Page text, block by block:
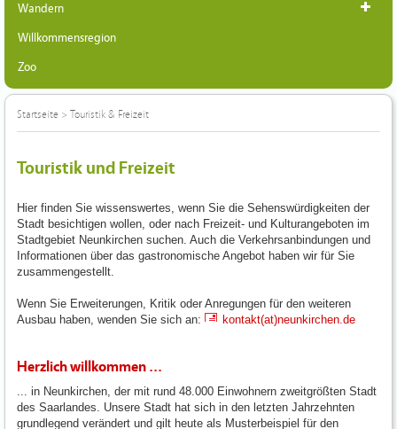
Wandern
Willkommensregion
Zoo
Startseite > Touristik & Freizeit
Touristik und Freizeit
Hier finden Sie wissenswertes, wenn Sie die Sehenswürdigkeiten der
Stadt besichtigen wollen, oder nach Freizeit- und Kulturangeboten im
Stadtgebiet Neunkirchen suchen. Auch die Verkehrsanbindungen und
Informationen über das gastronomische Angebot haben wir für Sie
zusammengestellt.
Wenn Sie Erweiterungen, Kritik oder Anregungen für den weiteren
Ausbau haben, wenden Sie sich an:
kontakt(at)neunkirchen.de
Herzlich willkommen ...
... in Neunkirchen, der mit rund 48.000 Einwohnern zweitgrößten Stadt
des Saarlandes. Unsere Stadt hat sich in den letzten Jahrzehnten
grundlegend verändert und gilt heute als Musterbeispiel für den